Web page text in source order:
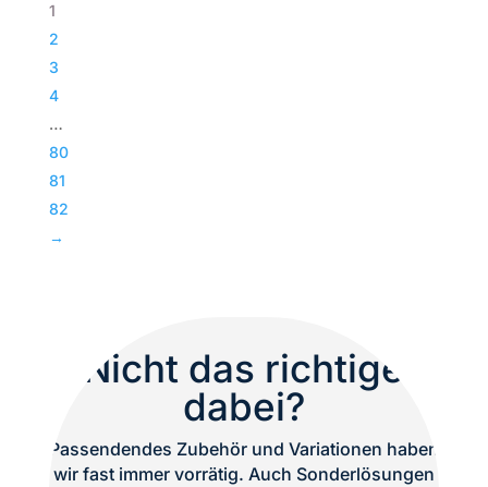
1
2
3
4
…
80
81
82
→
Nicht das richtige
dabei?
Passendendes Zubehör und Variationen haben
wir fast immer vorrätig. Auch Sonderlösungen